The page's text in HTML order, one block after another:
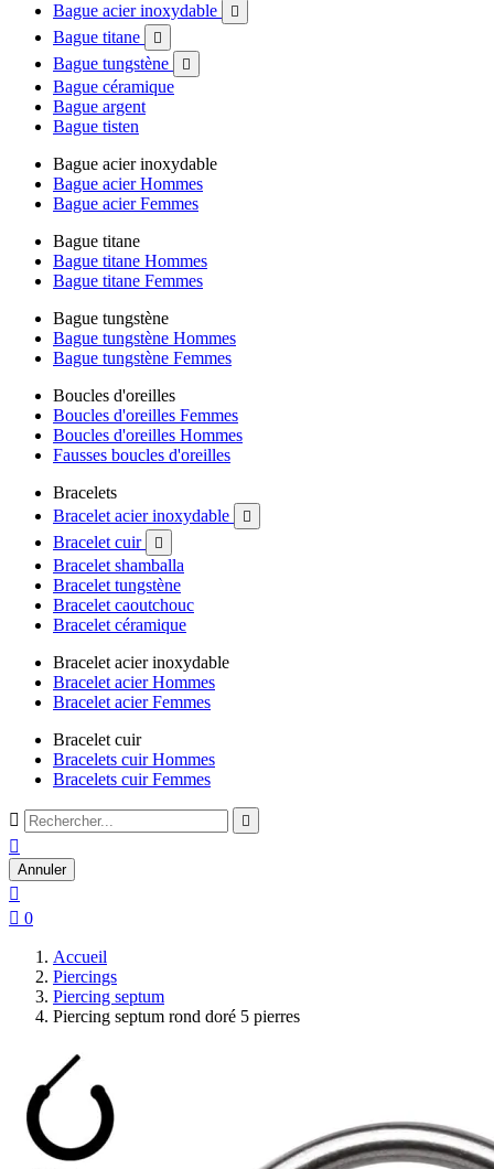
Bague acier inoxydable

Bague titane 
Bague tungstène 
Bague céramique
Bague argent
Bague tisten
Bague acier inoxydable
Bague acier Hommes
Bague acier Femmes
Bague titane
Bague titane Hommes
Bague titane Femmes
Bague tungstène
Bague tungstène Hommes
Bague tungstène Femmes
Boucles d'oreilles
Boucles d'oreilles Femmes
Boucles d'oreilles Hommes
Fausses boucles d'oreilles
Bracelets
Bracelet acier inoxydable

Bracelet cuir 
Bracelet shamballa
Bracelet tungstène
Bracelet caoutchouc
Bracelet céramique
Bracelet acier inoxydable
Bracelet acier Hommes
Bracelet acier Femmes
Bracelet cuir
Bracelets cuir Hommes
Bracelets cuir Femmes
 

Annuler

 0
Accueil
Piercings
Piercing septum
Piercing septum rond doré 5 pierres